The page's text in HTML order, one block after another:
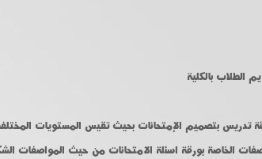
الطلاب بالكلية
بتصميم الإمتحانات بحيث تقيس المستويات
الخاصة بورقة اسئلة الامتحانات من حيث المواصفات